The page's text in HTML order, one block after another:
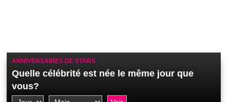
ANNIVERSAIRES DE STARS
Quelle célébrité est née le même jour que
vous?